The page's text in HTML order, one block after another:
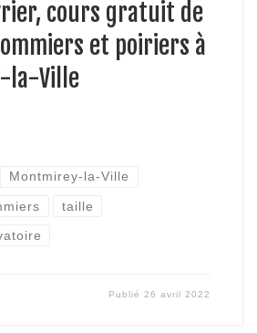
cours gratuit de
et poiriers à
la-Ville
Montmirey-la-Ville
taille
Publié26 avril 2022